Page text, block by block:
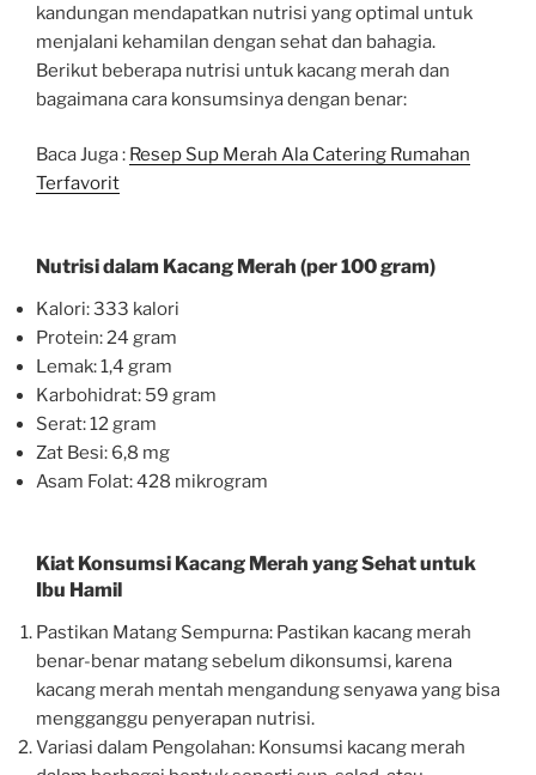
kandungan mendapatkan nutrisi yang optimal untuk
menjalani kehamilan dengan sehat dan bahagia.
Berikut beberapa nutrisi untuk kacang merah dan
bagaimana cara konsumsinya dengan benar:
Baca Juga : Resep Sup Merah Ala Catering Rumahan
Terfavorit
Nutrisi dalam Kacang Merah (per 100 gram)
Kalori: 333 kalori
Protein: 24 gram
Lemak: 1,4 gram
Karbohidrat: 59 gram
Serat: 12 gram
Zat Besi: 6,8 mg
Asam Folat: 428 mikrogram
Kiat Konsumsi Kacang Merah yang Sehat untuk
Ibu Hamil
Pastikan Matang Sempurna: Pastikan kacang merah
benar-benar matang sebelum dikonsumsi, karena
kacang merah mentah mengandung senyawa yang bisa
mengganggu penyerapan nutrisi.
Variasi dalam Pengolahan: Konsumsi kacang merah